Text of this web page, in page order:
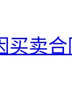
买卖